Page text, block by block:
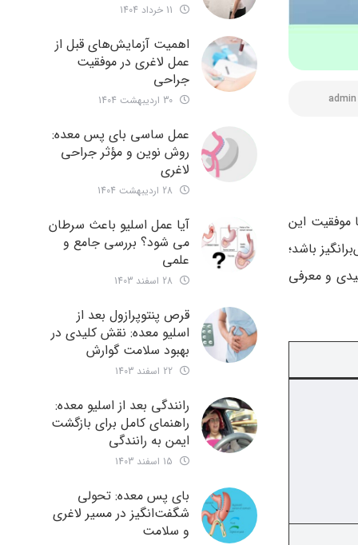
admin
موفقیت این
باشد؛
و معرفی
اهمیت آزمایش‌های قبل از
عمل لاغری در موفقیت
جراحی
عمل ساسی بای پس معده:
روش نوین و مؤثر جراحی
لاغری
آیا عمل اسلیو باعث سرطان
می شود؟ بررسی جامع و
علمی
قرص پنتوپرازول بعد از
اسلیو معده: نقش کلیدی در
بهبود سلامت گوارش
رانندگی بعد از اسلیو معده:
راهنمای کامل برای بازگشت
ایمن به رانندگی
بای پس معده: تحولی
شگفت‌انگیز در مسیر لاغری
و سلامت